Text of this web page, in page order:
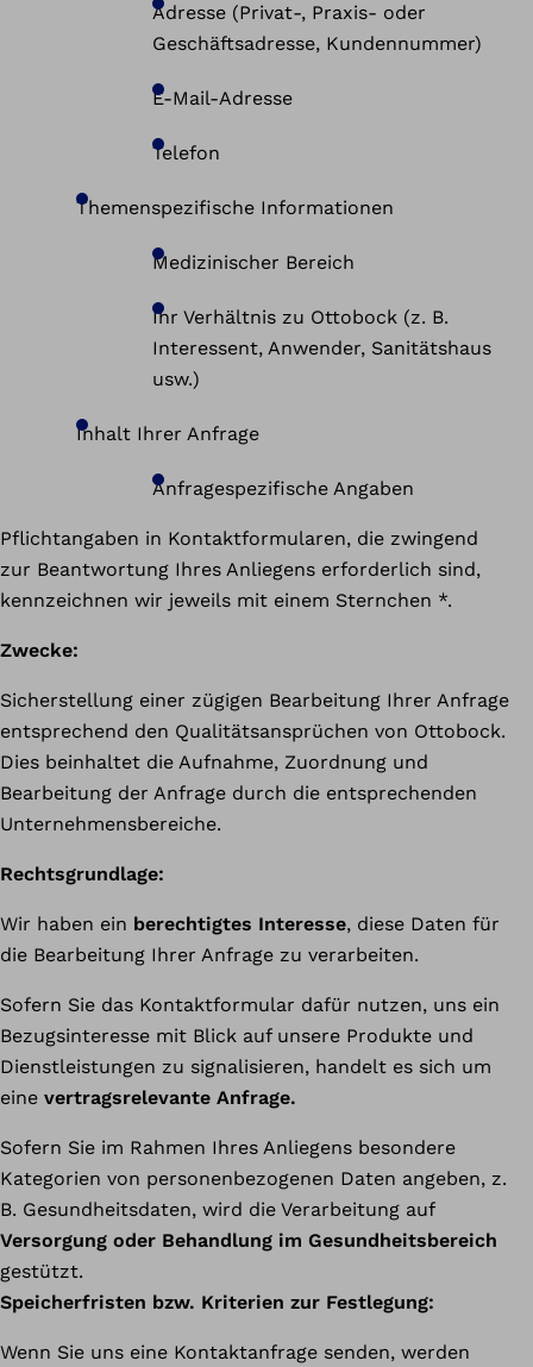
Adresse (Privat-, Praxis- oder
Geschäftsadresse, Kundennummer)
E-Mail-Adresse
Telefon
Themenspezifische Informationen
Medizinischer Bereich
Ihr Verhältnis zu Ottobock (z. B.
Interessent, Anwender, Sanitätshaus
usw.)
Inhalt Ihrer Anfrage
Anfragespezifische Angaben
Pflichtangaben in Kontaktformularen, die zwingend
zur Beantwortung Ihres Anliegens erforderlich sind,
kennzeichnen wir jeweils mit einem Sternchen *.
Zwecke:
Sicherstellung einer zügigen Bearbeitung Ihrer Anfrage
entsprechend den Qualitätsansprüchen von Ottobock.
Dies beinhaltet die Aufnahme, Zuordnung und
Bearbeitung der Anfrage durch die entsprechenden
Unternehmensbereiche.
Rechtsgrundlage:
Wir haben ein berechtigtes Interesse, diese Daten für
die Bearbeitung Ihrer Anfrage zu verarbeiten.
Sofern Sie das Kontaktformular dafür nutzen, uns ein
Bezugsinteresse mit Blick auf unsere Produkte und
Dienstleistungen zu signalisieren, handelt es sich um
eine vertragsrelevante Anfrage.
Sofern Sie im Rahmen Ihres Anliegens besondere
Kategorien von personenbezogenen Daten angeben, z.
B. Gesundheitsdaten, wird die Verarbeitung auf
Versorgung oder Behandlung im Gesundheitsbereich
gestützt.
Speicherfristen bzw. Kriterien zur Festlegung:
Wenn Sie uns eine Kontaktanfrage senden, werden